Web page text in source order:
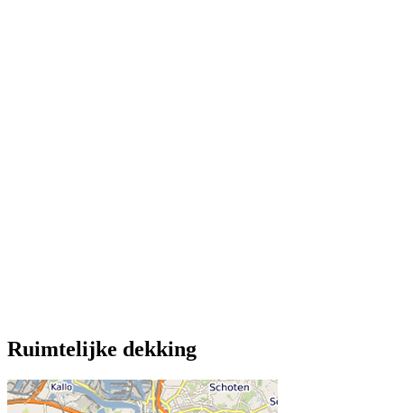
Ruimtelijke dekking